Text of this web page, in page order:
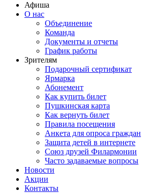
Афиша
О нас
Объединение
Команда
Документы и отчеты
График работы
Зрителям
Подарочный сертификат
Ярмарка
Абонемент
Как купить билет
Пушкинская карта
Как вернуть билет
Правила посещения
Анкета для опроса граждан
Защита детей в интернете
Союз друзей Филармонии
Часто задаваемые вопросы
Новости
Акции
Контакты